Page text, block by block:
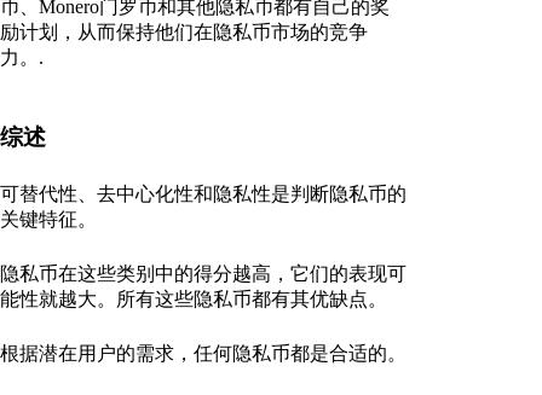
币、Monero门罗币和其他隐私币都有自己的奖
励计划，从而保持他们在隐私币市场的竞争
力。.
综述
可替代性、去中心化性和隐私性是判断隐私币的
关键特征。
隐私币在这些类别中的得分越高，它们的表现可
能性就越大。所有这些隐私币都有其优缺点。
根据潜在用户的需求，任何隐私币都是合适的。